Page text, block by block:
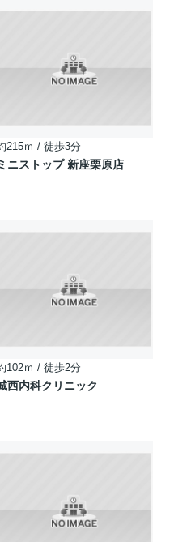
215ｍ / 徒歩3分
ニストップ 新座栗原店
102ｍ / 徒歩2分
西内科クリニック